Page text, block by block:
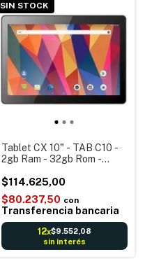
SIN STOCK
Tablet CX 10" - TAB C10 -
2gb Ram - 32gb Rom -
$114.625,00
$80.237,50 con
Transferencia bancaria
12x$9.552,08
sin interés